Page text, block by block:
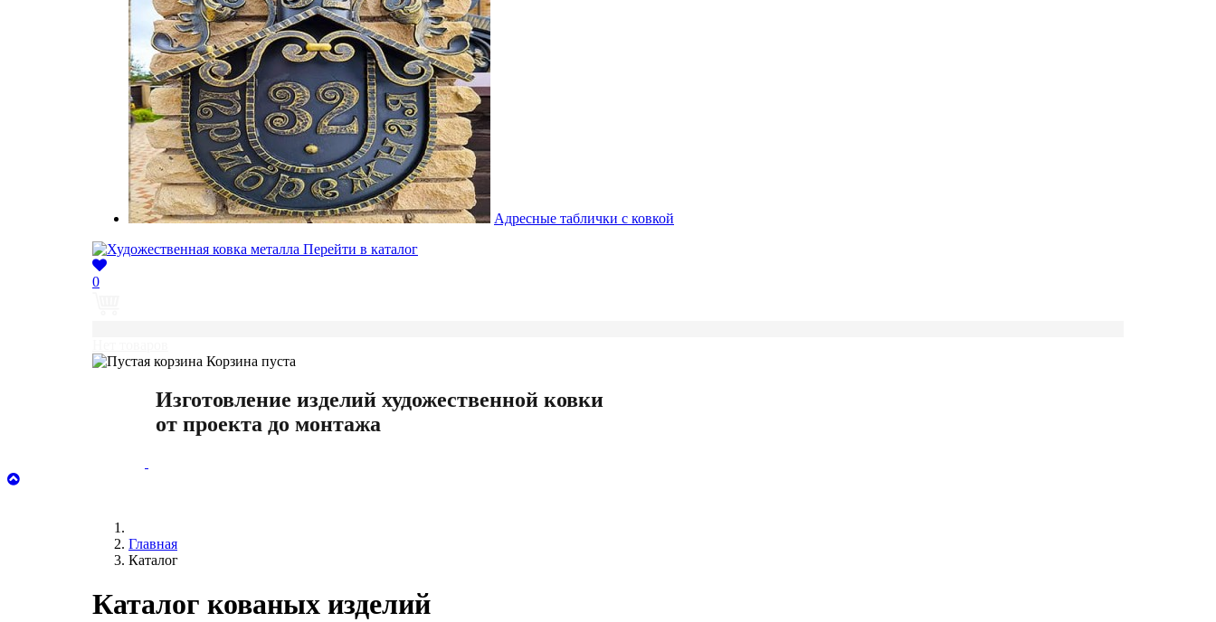
Адресные таблички с ковкой
Перейти в каталог
0
Корзина пуста
Изготовление изделий художественной ковки
от проекта до монтажа
Главная
Каталог
Каталог кованых изделий